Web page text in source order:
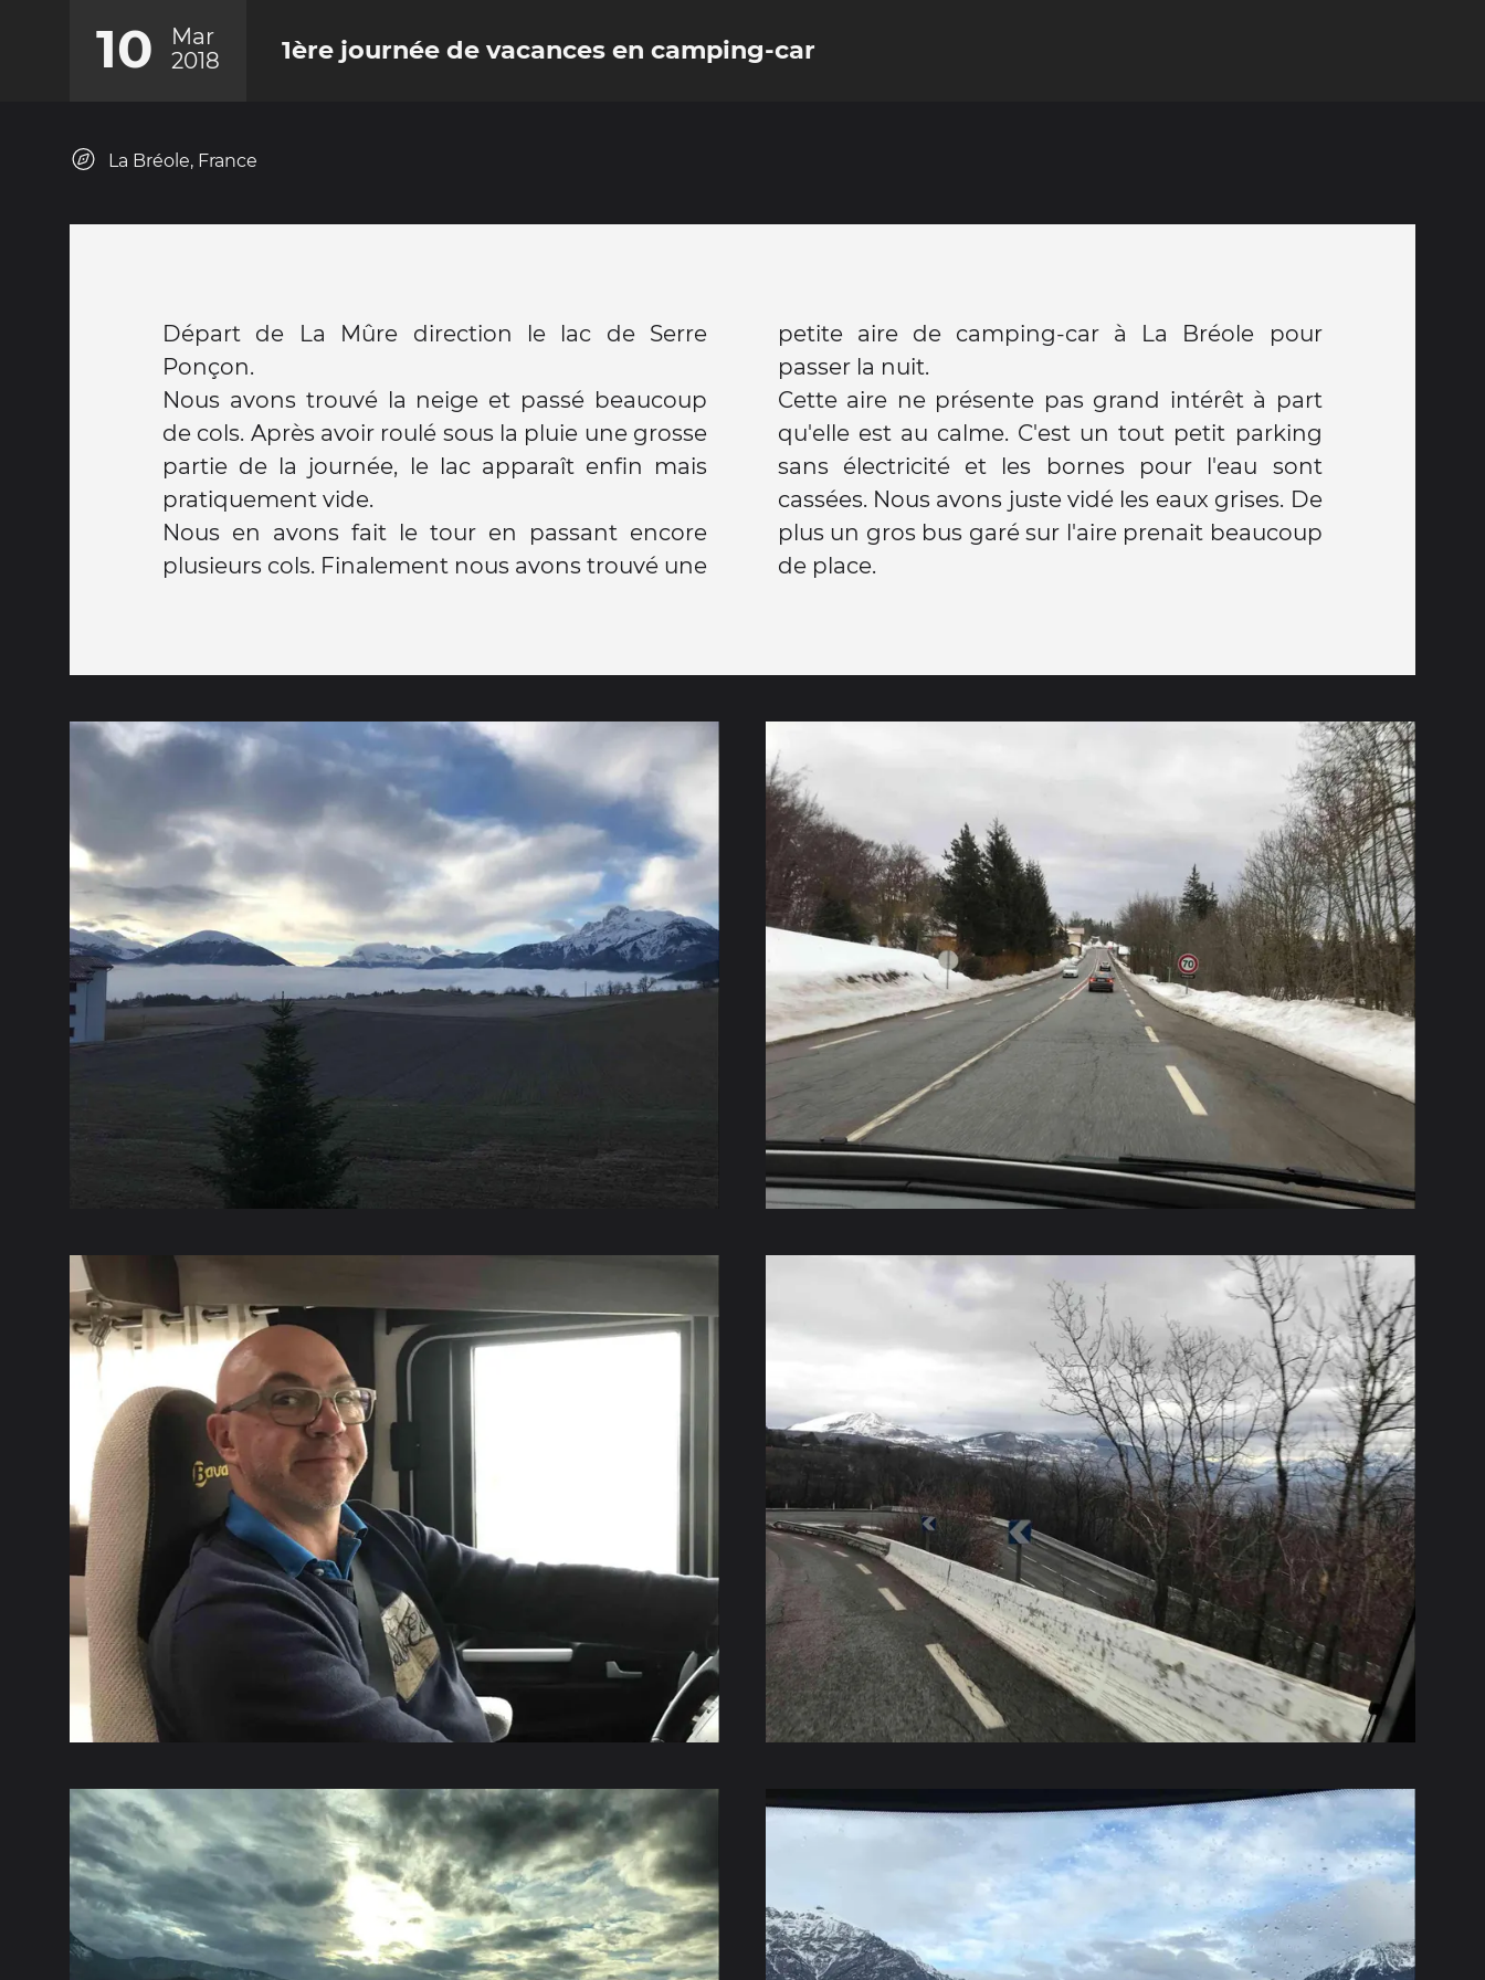
10
Mar
2018
1ère journée de vacances en camping-car
La Bréole, France
Départ de La Mûre direction le lac de Serre
Ponçon.
Nous avons trouvé la neige et passé beaucoup
de cols. Après avoir roulé sous la pluie une grosse
partie de la journée, le lac apparaît enfin mais
pratiquement vide.
Nous en avons fait le tour en passant encore
plusieurs cols. Finalement nous avons trouvé une
petite aire de camping-car à La Bréole pour
passer la nuit.
Cette aire ne présente pas grand intérêt à part
qu'elle est au calme. C'est un tout petit parking
sans électricité et les bornes pour l'eau sont
cassées. Nous avons juste vidé les eaux grises. De
plus un gros bus garé sur l'aire prenait beaucoup
de place.